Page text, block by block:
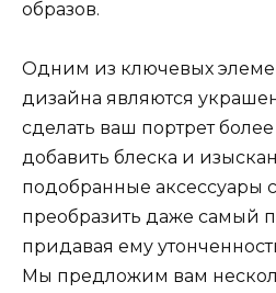
образов.
Одним из ключевых
дизайна являются
сделать ваш портрет
добавить блеска и
подобранные аксессуары
преобразить даже самый
придавая ему
Мы предложим вам